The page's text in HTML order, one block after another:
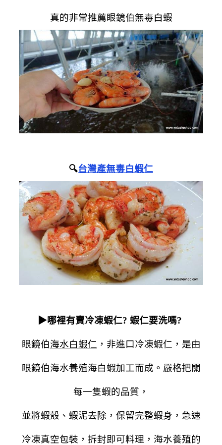
真的非常推薦眼鏡伯無毒白蝦
🔍台灣產無毒白蝦仁
▶哪裡有賣冷凍蝦仁? 蝦仁要洗嗎?
眼鏡伯海水白蝦仁 ，非進口冷凍蝦仁，是由
眼鏡伯海水養殖海白蝦加工而成。嚴格把關
每一隻蝦的品質，
並將蝦殼、蝦泥去除 ，保留完整蝦身，急速
冷凍真空包裝，拆封即可料理，海水養殖的